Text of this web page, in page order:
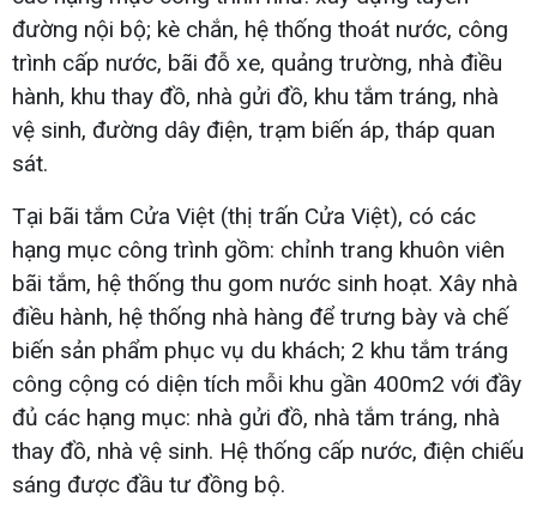
đường nội bộ; kè chắn, hệ thống thoát nước, công
trình cấp nước, bãi đỗ xe, quảng trường, nhà điều
hành, khu thay đồ, nhà gửi đồ, khu tắm tráng, nhà
vệ sinh, đường dây điện, trạm biến áp, tháp quan
sát.
Tại bãi tắm Cửa Việt (thị trấn Cửa Việt), có các
hạng mục công trình gồm: chỉnh trang khuôn viên
bãi tắm, hệ thống thu gom nước sinh hoạt. Xây nhà
điều hành, hệ thống nhà hàng để trưng bày và chế
biến sản phẩm phục vụ du khách; 2 khu tắm tráng
công cộng có diện tích mỗi khu gần 400m2 với đầy
đủ các hạng mục: nhà gửi đồ, nhà tắm tráng, nhà
thay đồ, nhà vệ sinh. Hệ thống cấp nước, điện chiếu
sáng được đầu tư đồng bộ.